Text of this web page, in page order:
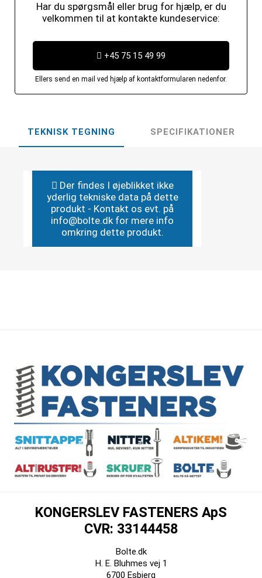
Har du spørgsmål eller brug for hjælp, er du
velkommen til at kontakte kundeservice:
+45 75 15 49 99
Ellers send en mail ved hjælp af kontaktformularen nedenfor.
TEKNISK TEGNING SPECIFIKATIONER
Der findes I øjeblikket ikke
yderlig tekniske data på dette
produkt - Kontakt os evt. på
info@bolte.dk for mere info
omkring dette produkt.
KONGERSLEV FASTENERS ApS
CVR: 33144458
Bolte.dk
H. E. Bluhmes vej 1
6700 Esbjerg